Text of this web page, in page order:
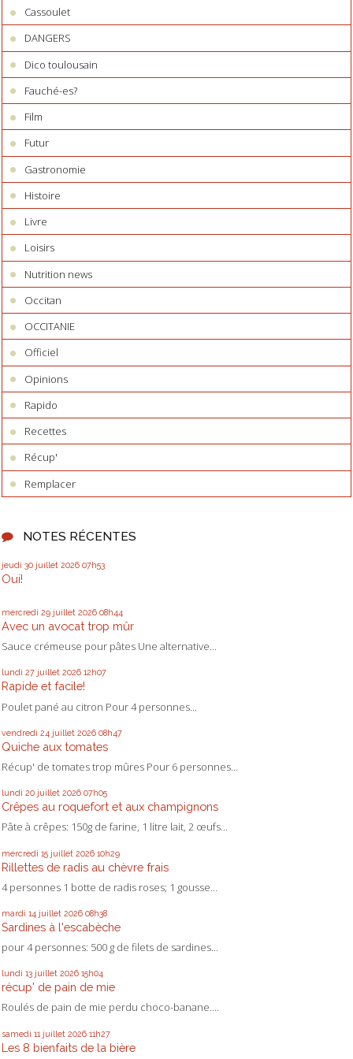
Cassoulet
DANGERS
Dico toulousain
Fauché-es?
Film
Futur
Gastronomie
Histoire
Livre
Loisirs
Nutrition news
Occitan
OCCITANIE
Officiel
Opinions
Rapido
Recettes
Récup'
Remplacer
NOTES RÉCENTES
jeudi 30 juillet 2026 07h53
Oui!
mercredi 29 juillet 2026 08h44
Avec un avocat trop mûr
Sauce crémeuse pour pâtes Une alternative...
lundi 27 juillet 2026 12h07
Rapide et facile!
Poulet pané au citron Pour 4 personnes...
vendredi 24 juillet 2026 08h47
Quiche aux tomates
Récup' de tomates trop mûres Pour 6 personnes...
lundi 20 juillet 2026 07h05
Crêpes au roquefort et aux champignons
Pâte à crêpes: 150g de farine, 1 litre lait, 2 œufs...
mercredi 15 juillet 2026 10h29
Rillettes de radis au chèvre frais
4 personnes 1 botte de radis roses; 1 gousse...
mardi 14 juillet 2026 08h38
Sardines à l'escabèche
pour 4 personnes: 500 g de filets de sardines...
lundi 13 juillet 2026 15h04
récup' de pain de mie
Roulés de pain de mie perdu choco-banane....
samedi 11 juillet 2026 11h27
Les 8 bienfaits de la bière